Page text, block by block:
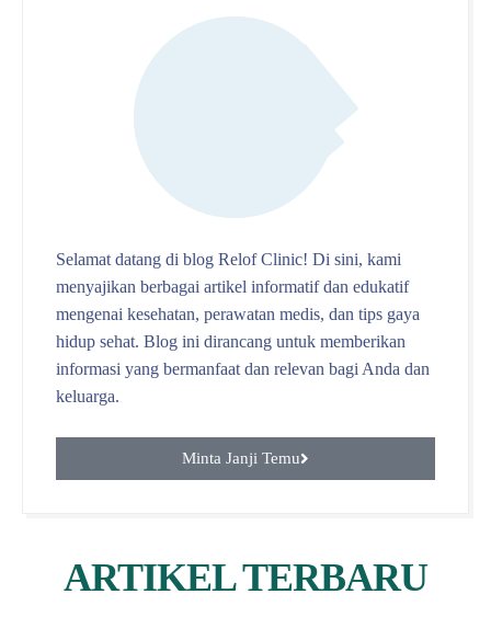
Selamat datang di blog Relof Clinic! Di sini, kami
menyajikan berbagai artikel informatif dan edukatif
mengenai kesehatan, perawatan medis, dan tips gaya
hidup sehat. Blog ini dirancang untuk memberikan
informasi yang bermanfaat dan relevan bagi Anda dan
keluarga.
Minta Janji Temu
ARTIKEL TERBARU